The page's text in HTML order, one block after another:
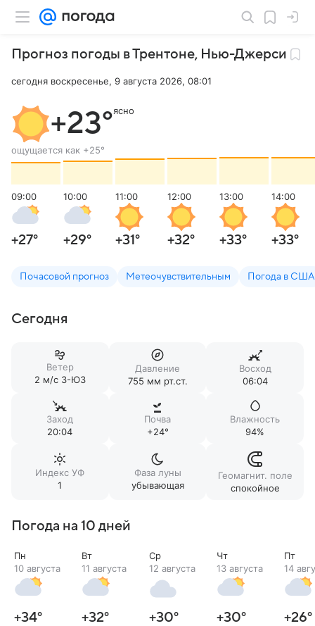
Прогноз погоды в Трентоне, Нью-Джерси
сегодня воскресенье, 9 августа 2026, 08:01
+23°
ощущается как +25°
ясно
09:00
+27°
10:00
+29°
11:00
+31°
12:00
+32°
13:00
+33°
14:00
+33°
Почасовой прогноз Метеочувствительным Погода в США
Сегодня
Ветер
2 м/c З-ЮЗ
Давление
755 мм рт.ст.
Восход
06:04
Заход
20:04
Почва
+24°
Влажность
94%
Индекс УФ
1
Фаза луны
убывающая
Геомагнит. поле
спокойное
Погода на 10 дней
Пн
10 августа
+34°
Вт
11 августа
+32°
Ср
12 августа
+30°
Чт
13 августа
+30°
Пт
14
+26°